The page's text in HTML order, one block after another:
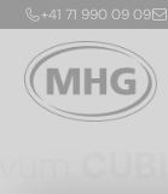
+41 71 990 09 09